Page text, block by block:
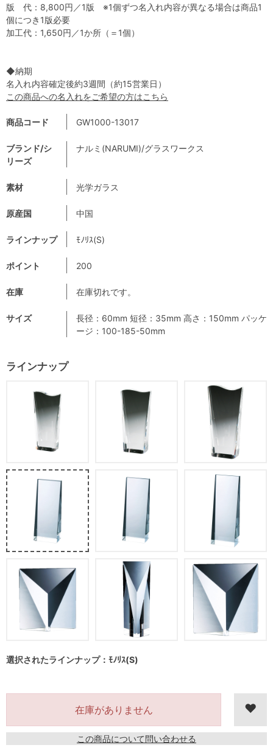
商品コード GW1000-13017
ブランド/シ
リーズ
ナルミ(NARUMI)/グラスワークス
素材 光学ガラス
原産国 中国
ラインナップ ﾓﾉﾘｽ(S)
ポイント 200
在庫 在庫切れです。
サイズ
長径：60mm 短径：35mm 高さ：150mm パッケ
ージ：100-185-50mm
ラインナップ
選択されたラインナップ：ﾓﾉﾘｽ(S)
在庫がありません
この商品について問い合わせる
版 代：8,800円／1版 ※1個ずつ名入れ内容が異なる場合は商品1
個につき1版必要
加工代：1,650円／1か所（＝1個）
◆納期
名入れ内容確定後約3週間（約15営業日）
この商品への名入れをご希望の方はこちら